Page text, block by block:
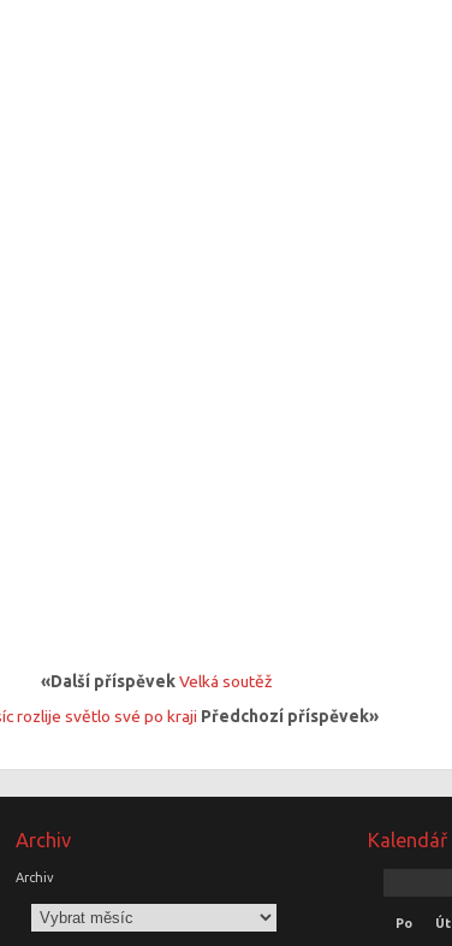
«Další příspěvekVelká soutěž
rozlije světlo své po kraji Předchozí příspěvek»
Archiv
Archiv
Kalendář
Po Út